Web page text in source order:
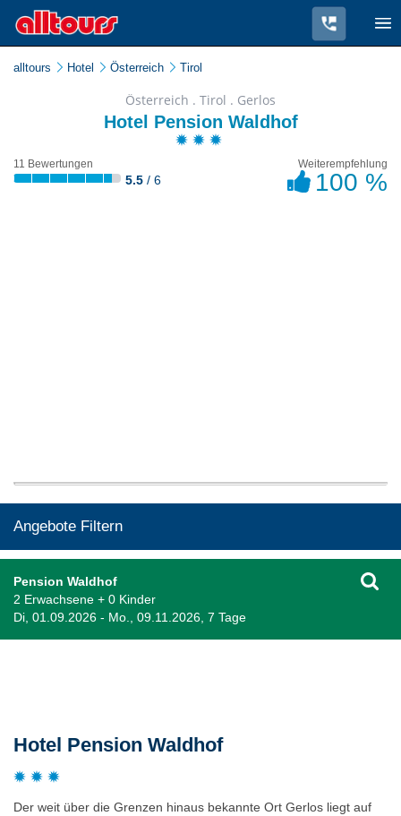
alltours Hotel Österreich Tirol
Österreich . Tirol . Gerlos
Hotel Pension Waldhof
11 Bewertungen
5.5 / 6
Weiterempfehlung
100 %
Angebote Filtern
Pension Waldhof
2 Erwachsene + 0 Kinder
Di, 01.09.2026 - Mo., 09.11.2026, 7 Tage
Hotel Pension Waldhof
Der weit über die Grenzen hinaus bekannte Ort Gerlos liegt auf